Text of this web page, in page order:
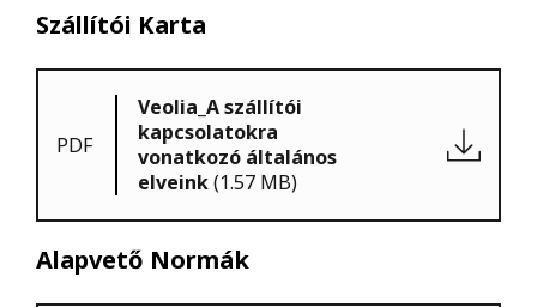
Szállítói Karta
PDF
Veolia_A szállítói
kapcsolatokra
vonatkozó általános
elveink(1.57 MB)
Alapvető Normák